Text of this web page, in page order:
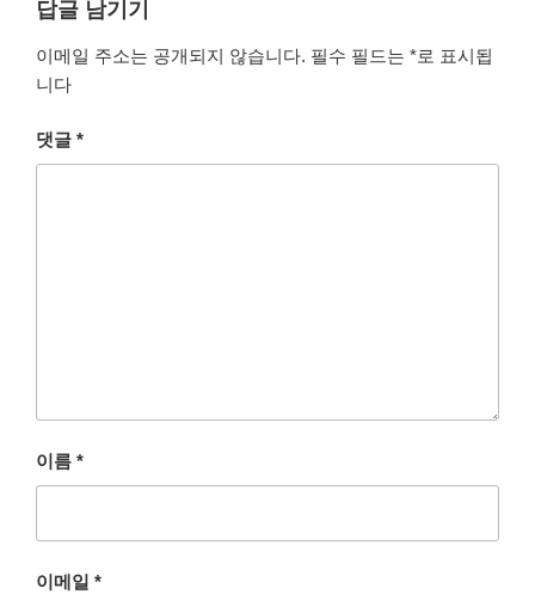
답글 남기기
이메일 주소는 공개되지 않습니다. 필수 필드는 *로 표시됩
니다
댓글 *
이름 *
이메일 *